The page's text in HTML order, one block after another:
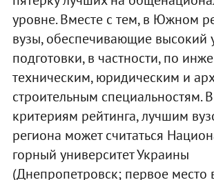
уровне. Вместе с тем, в Южном
вузы, обеспечивающие высокий
подготовки, в частности, по
техническим, юридическим и
строительным специальностям.
критериям рейтинга, лучшим
региона может считаться
горный университет Украины
(Днепропетровск; первое место